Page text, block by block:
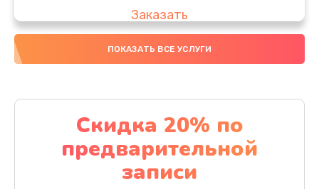
Заказать
Замена южного моста
Заказать
Чистка от пыли
1060 руб.
Заказать
ПОКАЗАТЬ ВСЕ УСЛУГИ
Скидка 20% по
предварительной
записи